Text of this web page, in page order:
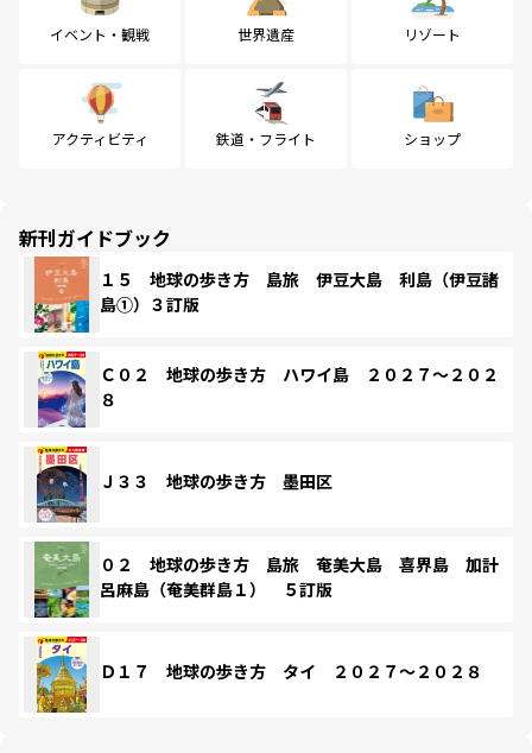
イベント・観戦 世界遺産 リゾート
アクティビティ 鉄道・フライト ショップ
新刊ガイドブック
１５ 地球の歩き方 島旅 伊豆大島 利島（伊豆諸
島①）３訂版
Ｃ０２ 地球の歩き方 ハワイ島 ２０２７～２０２
８
Ｊ３３ 地球の歩き方 墨田区
０２ 地球の歩き方 島旅 奄美大島 喜界島 加計
呂麻島（奄美群島１） ５訂版
Ｄ１７ 地球の歩き方 タイ ２０２７～２０２８